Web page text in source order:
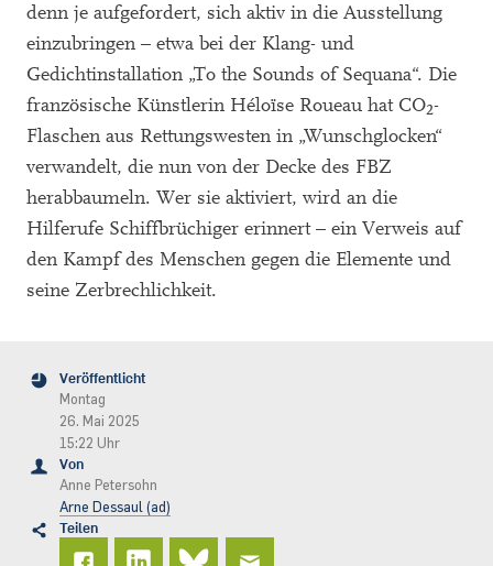
denn je aufgefordert, sich aktiv in die Ausstellung
einzubringen – etwa bei der Klang- und
Gedichtinstallation „To the Sounds of Sequana“. Die
französische Künstlerin Héloïse Roueau hat CO2-
Flaschen aus Rettungswesten in „Wunschglocken“
verwandelt, die nun von der Decke des FBZ
herabbaumeln. Wer sie aktiviert, wird an die
Hilferufe Schiffbrüchiger erinnert – ein Verweis auf
den Kampf des Menschen gegen die Elemente und
seine Zerbrechlichkeit.
Veröffentlicht
Montag
26. Mai 2025
15:22 Uhr
Von
Anne Petersohn
Arne Dessaul (ad)
Teilen